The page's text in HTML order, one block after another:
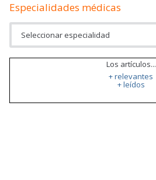
Especialidades médicas
Los artículos...
+ relevantes
+ leídos